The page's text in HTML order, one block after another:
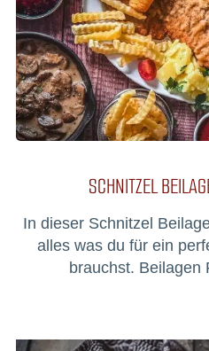
SCHNITZEL
In dieser Schnitzel
alles was du für ein
brauchst. Beilagen